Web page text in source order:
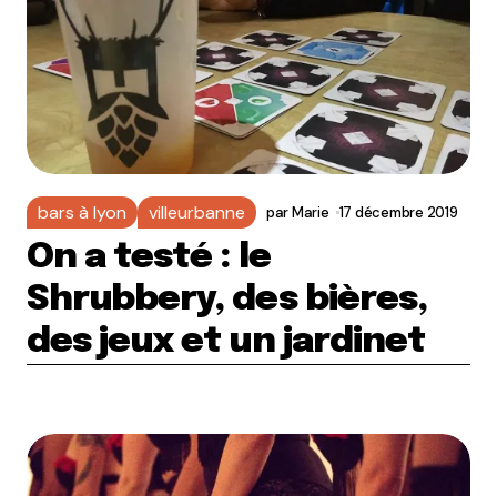
bars à lyon villeurbanne parMarie 17 décembre 2019
On a testé : le
Shrubbery, des bières,
des jeux et un jardinet